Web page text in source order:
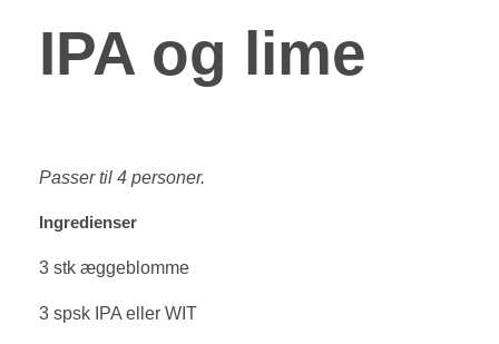
IPA og lime
Passer til 4 personer.
Ingredienser
3 stk æggeblomme
3 spsk IPA eller WIT